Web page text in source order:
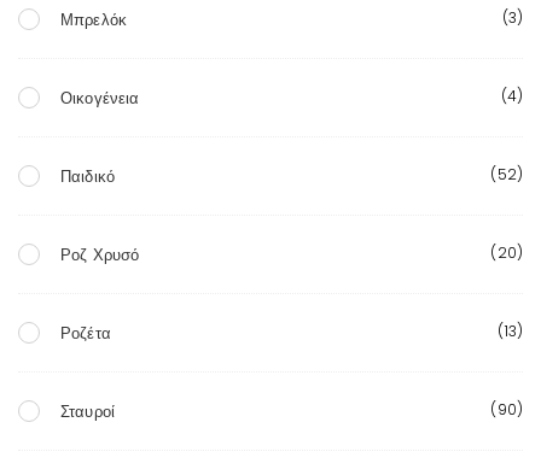
Μπρελόκ (3)
Οικογένεια (4)
Παιδικό (52)
Ροζ Χρυσό (20)
Ροζέτα (13)
Σταυροί (90)